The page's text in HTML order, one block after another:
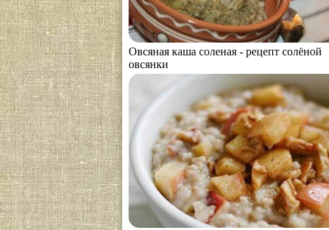
Овсяная каша соленая - рецепт солёной
овсянки